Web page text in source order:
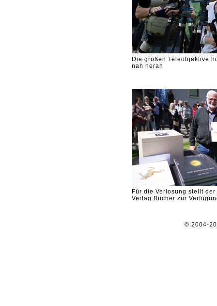
Die großen Teleobjektive
nah heran
Für die Verlosung stellt
Verlag Bücher zur
© 2004-